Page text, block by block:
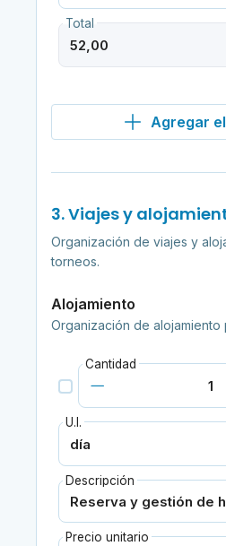
Total
Agregar
3. Viajes y
Organización de viajes y
torneos.
Alojamiento
Organización de alojamiento
Cantidad
U.I.
Descripción
Precio unitario